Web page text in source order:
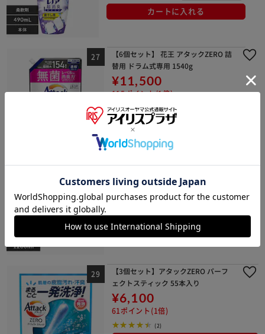
カートに入れる
【6個セット】 花王 アタックZERO 詰
替用 ドラム式専用 1540g
¥11,500
115ポイント(1倍)
(50)
カートに入れる
¥1,830
18ポイント(1倍)
(3) 1～3日以内発送
カートに入れる
【3個セット】アタックZERO パーフ
ェクトスティック 55本入り
¥6,100
61ポイント(1倍)
(2)